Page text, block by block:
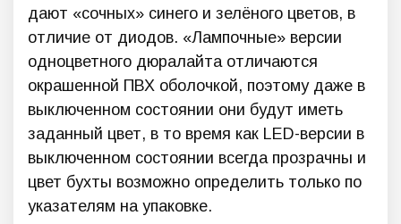
дают «сочных» синего и зелёного цветов, в
отличие от диодов. «Лампочные» версии
одноцветного дюралайта отличаются
окрашенной ПВХ оболочкой, поэтому даже в
выключенном состоянии они будут иметь
заданный цвет, в то время как LED-версии в
выключенном состоянии всегда прозрачны и
цвет бухты возможно определить только по
указателям на упаковке.